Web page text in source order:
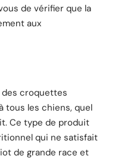
de vérifier que la
aux
croquettes
tous les chiens, quel
Ce type de produit
qui ne satisfait
de grande race et